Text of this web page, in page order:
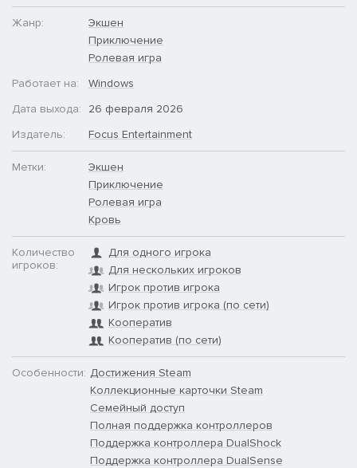
Жанр:
Экшен
Приключение
Ролевая игра
Работает на:
Windows
Дата выхода:
26 февраля 2026
Издатель:
Focus Entertainment
Метки:
Экшен
Приключение
Ролевая игра
Кровь
Количество
игроков:
Для одного игрока
Для нескольких игроков
Игрок против игрока
Игрок против игрока (по сети)
Кооператив
Кооператив (по сети)
Особенности: Достижения Steam
Коллекционные карточки Steam
Семейный доступ
Полная поддержка контроллеров
Поддержка контроллера DualShock
Поддержка контроллера DualSense